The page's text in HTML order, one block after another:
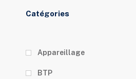
Catégories
Appareillage
BTP